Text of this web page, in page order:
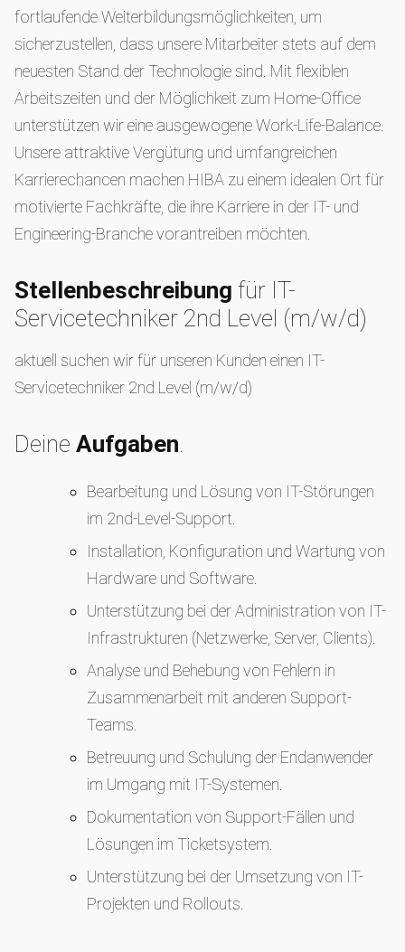
fortlaufende Weiterbildungsmöglichkeiten, um
sicherzustellen, dass unsere Mitarbeiter stets auf dem
neuesten Stand der Technologie sind. Mit flexiblen
Arbeitszeiten und der Möglichkeit zum Home-Office
unterstützen wir eine ausgewogene Work-Life-Balance.
Unsere attraktive Vergütung und umfangreichen
Karrierechancen machen HIBA zu einem idealen Ort für
motivierte Fachkräfte, die ihre Karriere in der IT- und
Engineering-Branche vorantreiben möchten.
Stellenbeschreibung für IT-
Servicetechniker 2nd Level (m/w/d)
aktuell suchen wir für unseren Kunden einen IT-
Servicetechniker 2nd Level (m/w/d)
Deine Aufgaben.
Bearbeitung und Lösung von IT-Störungen
im 2nd-Level-Support.
Installation, Konfiguration und Wartung von
Hardware und Software.
Unterstützung bei der Administration von IT-
Infrastrukturen (Netzwerke, Server, Clients).
Analyse und Behebung von Fehlern in
Zusammenarbeit mit anderen Support-
Teams.
Betreuung und Schulung der Endanwender
im Umgang mit IT-Systemen.
Dokumentation von Support-Fällen und
Lösungen im Ticketsystem.
Unterstützung bei der Umsetzung von IT-
Projekten und Rollouts.